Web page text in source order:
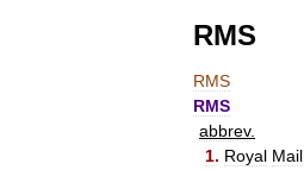
RMS
RMS
RMS
abbrev.
1. Royal Mail